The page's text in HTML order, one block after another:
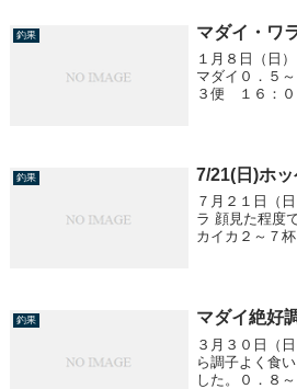
釣果 マダイ・ワ
１月８日（日
マダイ０．５
３便 １６：
釣果 7/21(日)ホ
７月２１日（
ラ 顔見た程度
カイカ２～７杯
釣果 マダイ絶好
３月３０日（
ら調子よく食
した。０．８